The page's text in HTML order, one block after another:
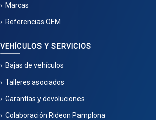
Marcas
Referencias OEM
VEHÍCULOS Y SERVICIOS
Bajas de vehículos
Talleres asociados
Garantías y devoluciones
Colaboración Rideon Pamplona